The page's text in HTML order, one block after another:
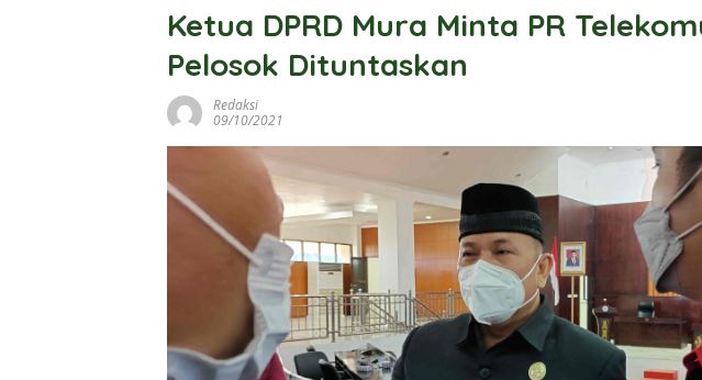
Ketua DPRD Mura Minta PR
Pelosok Dituntaskan
Redaksi
09/10/2021